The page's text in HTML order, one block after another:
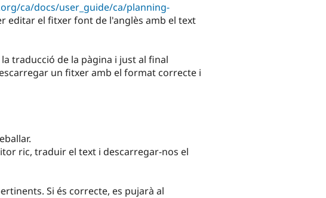
ca/docs/user_guide/ca/planning-
editar el fitxer font de l'anglès amb el text
traducció de la pàgina i just al final
un fitxer amb el format correcte i
ric, traduir el text i descarregar-nos el
Si és correcte, es pujarà al